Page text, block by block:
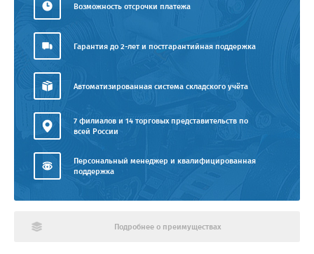
Возможность отсрочки платежа
Гарантия до 2-лет и постгарантийная поддержка
Автоматизированная система складского учёта
7 филиалов и 14 торговых представительств по
всей России
Персональный менеджер и квалифицированная
поддержка
Подробнее о преимуществах